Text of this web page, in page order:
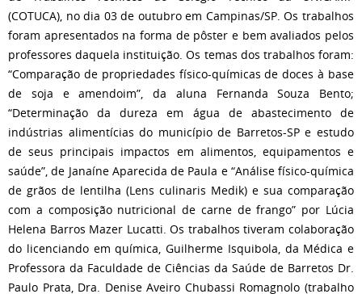
(COTUCA), no dia 03 de outubro em Campinas/SP. Os trabalhos
foram apresentados na forma de pôster e bem avaliados pelos
professores daquela instituição. Os temas dos trabalhos foram:
“Comparação de propriedades físico-químicas de doces à base
de soja e amendoim”, da aluna Fernanda Souza Bento;
“Determinação da dureza em água de abastecimento de
indústrias alimentícias do município de Barretos-SP e estudo
de seus principais impactos em alimentos, equipamentos e
saúde”, de Janaíne Aparecida de Paula e “Análise físico-química
de grãos de lentilha (Lens culinaris Medik) e sua comparação
com a composição nutricional de carne de frango” por Lúcia
Helena Barros Mazer Lucatti. Os trabalhos tiveram colaboração
do licenciando em química, Guilherme Isquibola, da Médica e
Professora da Faculdade de Ciências da Saúde de Barretos Dr.
Paulo Prata, Dra. Denise Aveiro Chubassi Romagnolo (trabalho